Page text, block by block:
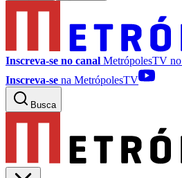
Inscreva-se no canal MetrópolesTV no
Inscreva-se na MetrópolesTV
Busca